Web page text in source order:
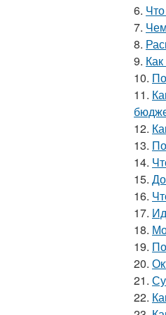
6.
7.
8.
9.
10.
11.
12.
13.
14.
15.
16.
17.
18.
19.
20.
21.
22.